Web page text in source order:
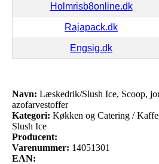
Holmrisb8online.dk
Rajapack.dk
Engsig.dk
Navn: Læskedrik/Slush Ice, Scoop,
azofarvestoffer
Kategori: Køkken og Catering /
Slush Ice
Producent:
Varenummer: 14051301
EAN: